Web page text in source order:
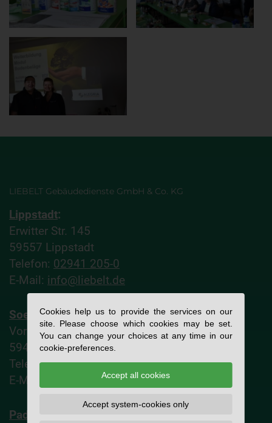
LIEBELT Gebäudedienste GmbH & Co. KG
Lippstadt:
Erwitter Str. 145
59557 Lippstadt
Telefon: 02941 205-0
E-Mail: info@liebelt.de
Soest :
Vor dem Schültingertor 70
59494 Soest
Telefon:02921 8622
E-Mail:
nl-soest@liebelt.de
Paderborn
Cookies help us to provide the services on our
site. Please choose which cookies may be set.
You can change your choices at any time in our
cookie-preferences.
Accept all cookies
Accept system-cookies only